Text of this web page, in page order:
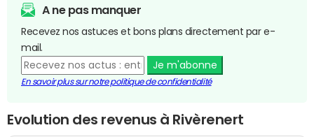
A ne pas manquer
Recevez nos astuces et bons plans directement par e-
mail.
Je m'abonne
En savoir plus sur notre politique de confidentialité
Evolution des revenus à Rivèrenert